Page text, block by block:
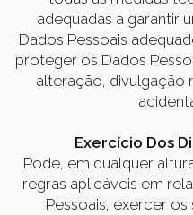
adequadas a garantir
Dados Pessoais
proteger os Dados
alteração, divulgação
Exercício Dos
Pode, em qualquer
regras aplicáveis em
Pessoais, exercer